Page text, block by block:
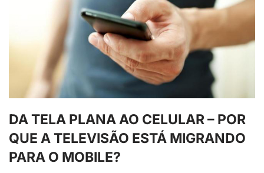
DA TELA PLANA AO CELULAR – POR
QUE A TELEVISÃO ESTÁ MIGRANDO
PARA O MOBILE?